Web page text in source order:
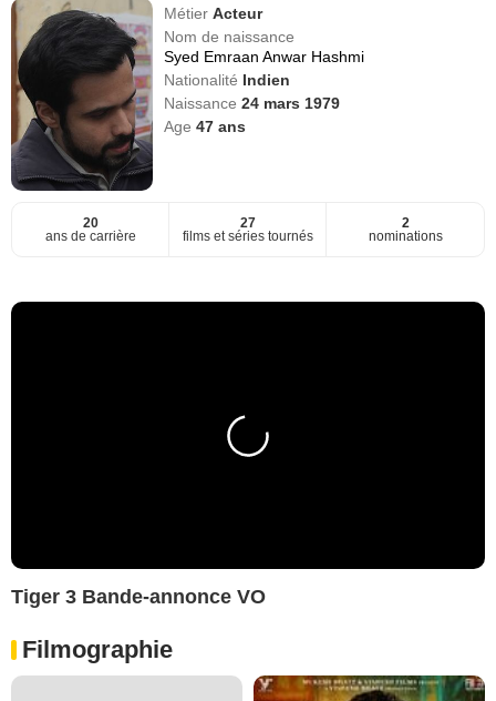
MétierActeur
Nom de naissance
Syed Emraan Anwar Hashmi
Nationalité Indien
Naissance24 mars 1979
Age47 ans
20
ans de carrière
27
films et séries tournés
2
nominations
Tiger 3 Bande-annonce VO
Filmographie